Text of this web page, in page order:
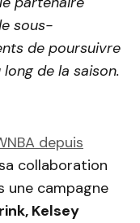
sous-
de poursuivre
de la saison.
depuis
collaboration
une campagne
Kelsey